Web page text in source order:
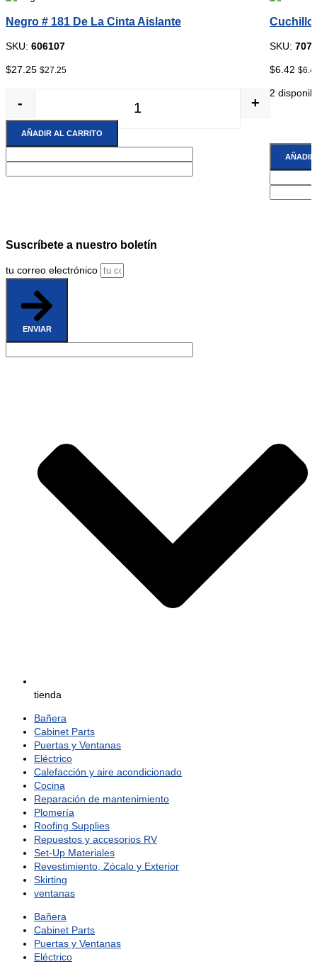
Negro # 181 De La Cinta Aislante
SKU: 606107
$27.25 $27.25
Negro # 181 De La Cinta Aislante
- +
AÑADIR AL CARRITO
Cuchillo
SKU:
$6.42 $
2
Suscríbete a nuestro boletín
tu correo electrónico
ENVIAR
tienda
Bañera
Cabinet Parts
Puertas y Ventanas
Eléctrico
Calefacción y aire acondicionado
Cocina
Reparación de mantenimiento
Plomería
Roofing Supplies
Repuestos y accesorios RV
Set-Up Materiales
Revestimiento, Zócalo y Exterior
Skirting
ventanas
Bañera
Cabinet Parts
Puertas y Ventanas
Eléctrico